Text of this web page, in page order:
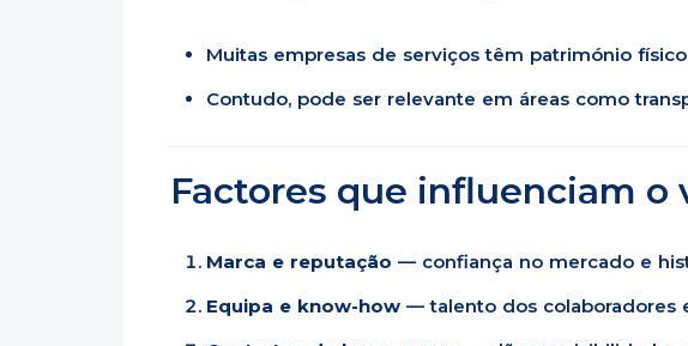
Muitas empresas de serviços têm património
Contudo, pode ser relevante em áreas como
Factores que influenciam o
Marca e reputação — confiança no mercado e
Equipa e know-how — talento dos colaboradores